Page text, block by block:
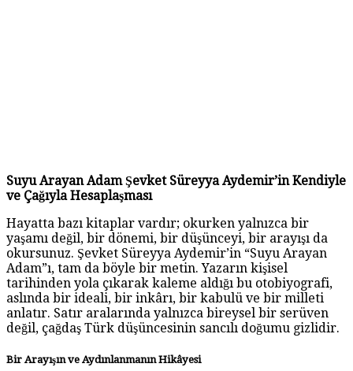
Suyu Arayan Adam Şevket Süreyya Aydemir’in Kendiyle
ve Çağıyla Hesaplaşması
Hayatta bazı kitaplar vardır; okurken yalnızca bir
yaşamı değil, bir dönemi, bir düşünceyi, bir arayışı da
okursunuz. Şevket Süreyya Aydemir’in “Suyu Arayan
Adam”ı, tam da böyle bir metin. Yazarın kişisel
tarihinden yola çıkarak kaleme aldığı bu otobiyografi,
aslında bir ideali, bir inkârı, bir kabulü ve bir milleti
anlatır. Satır aralarında yalnızca bireysel bir serüven
değil, çağdaş Türk düşüncesinin sancılı doğumu gizlidir.
Bir Arayışın ve Aydınlanmanın Hikâyesi